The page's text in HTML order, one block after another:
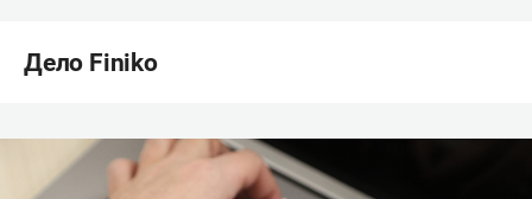
Дело Finiko